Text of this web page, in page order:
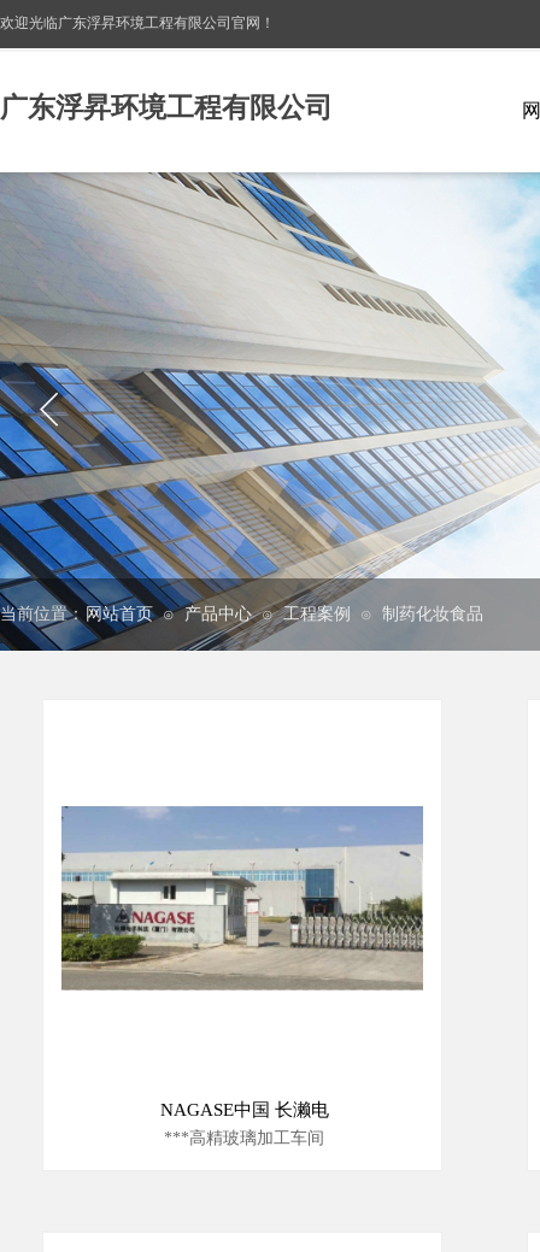
欢迎光临广东浮昇环境工程有限公司 官网！
广东浮昇环境工程有限公司
当前位置： 网站首页 ⊙ 产品中心 ⊙ 工程案例 ⊙ 制药化妆食品
NAGASE中国 长濑电
***高精玻璃加工车间